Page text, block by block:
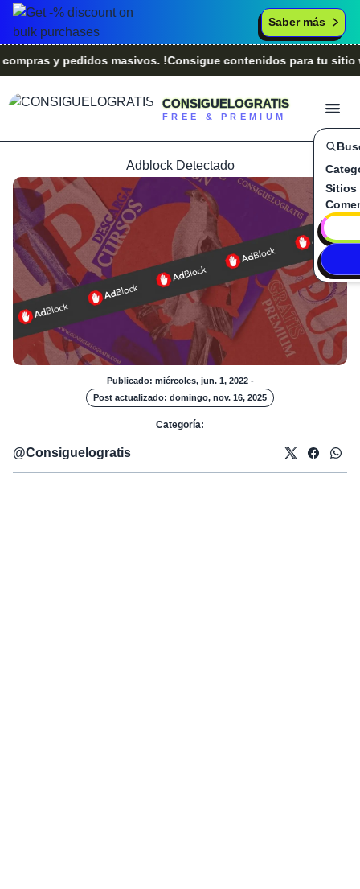
Saber más
y pedidos masivos. !Consigue contenidos para tu sitio
CONSIGUELOGRATIS
FREE & PREMIUM
Sitios
Adblock Detectado
Publicado: miércoles, jun. 1, 2022 -
Post actualizado: domingo, nov. 16, 2025
Categoría:
@Consiguelogratis